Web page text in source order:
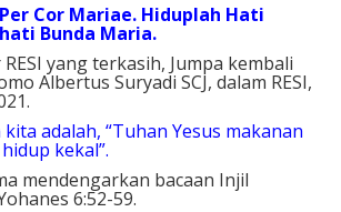
Cor Mariae. Hiduplah Hati
Bunda Maria.
yang terkasih, Jumpa kembali
Albertus Suryadi SCJ, dalam RESI,
adalah, “Tuhan Yesus makanan
kekal”.
mendengarkan bacaan Injil
6:52-59.